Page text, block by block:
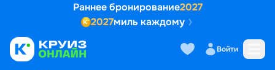
Раннее бронирование2027
2027миль каждому
Войти
Выбор кают Маршрут и